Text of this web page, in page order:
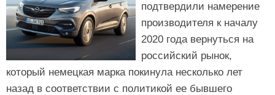
подтвердили намерение
производителя к началу
2020 года вернуться на
российский рынок,
который немецкая марка покинула несколько лет
назад в соответствии с политикой ее бывшего